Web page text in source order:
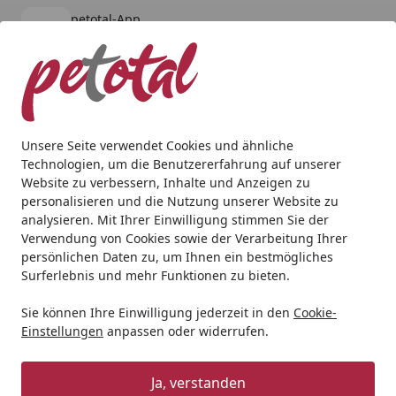
Unsere Seite verwendet Cookies und ähnliche
Technologien, um die Benutzererfahrung auf unserer
Website zu verbessern, Inhalte und Anzeigen zu
personalisieren und die Nutzung unserer Website zu
analysieren. Mit Ihrer Einwilligung stimmen Sie der
Verwendung von Cookies sowie der Verarbeitung Ihrer
persönlichen Daten zu, um Ihnen ein bestmögliches
Surferlebnis und mehr Funktionen zu bieten.
Sie können Ihre Einwilligung jederzeit in den Cookie-
Einstellungen anpassen oder widerrufen.
Ja, verstanden
petotal-App
kostenlos - Im App Store
Alle Produkte
Mein Konto
Suchen
Startseite
Andere Tierarten Vogel Zubehör Nobby Futtersäule
Nobby Futtersäule mit Gitter
Ø19x39cm für Wildvögel